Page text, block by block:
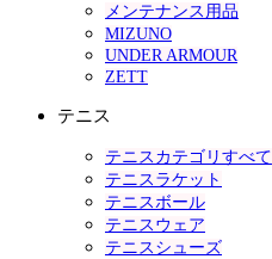
メンテナンス用品
MIZUNO
UNDER ARMOUR
ZETT
テニス
テニスカテゴリすべて
テニスラケット
テニスボール
テニスウェア
テニスシューズ